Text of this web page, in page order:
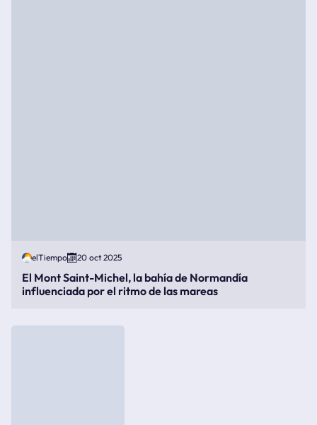
elTiempo 20 oct 2025
El Mont Saint-Michel, la bahía de Normandía
influenciada por el ritmo de las mareas